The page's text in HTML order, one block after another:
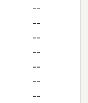
--
--
--
--
--
--
--